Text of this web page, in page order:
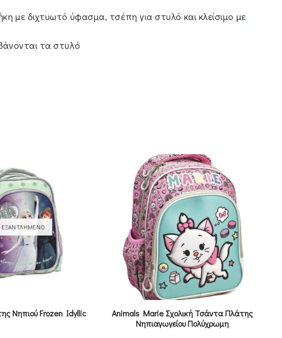
με διχτυωτό ύφασμα, τσέπη για στυλό και κλείσιμο με
τα στυλό
ΕΞΑΝΤΛΗΜΈΝΟ
Νηπιού Frozen Idyllic
Animals Marie Σχολική Τσάντα Πλάτης
Νηπιαγωγείου Πολύχρωμη